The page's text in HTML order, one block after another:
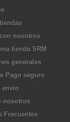
nosotros
tienda SRM
generales
Pago seguro
envio
nosotros
Frecuentes